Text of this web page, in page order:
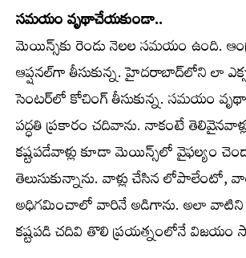
సమయం వృథాచేయకుండా..
మెయిన్స్‌కు రెండు నెలల సమయం ఉంది.
ఆప్షనల్‌గా తీసుకున్న. హైదరాబాద్‌లోని లా
సెంటర్‌లో కోచింగ్‌ తీసుకున్న. సమయం
పద్ధతి ప్రకారం చదివాను. నాకంటే
కష్టపడేవాళ్లు కూడా మెయిన్స్‌లో వైఫల్యం
తెలుసుకున్నాను. వాళ్లు చేసిన లోపాలేంటో,
అధిగమించాలో వారినే అడిగాను. అలా వాటిని
కష్టపడి చదివి తొలి ప్రయత్నంలోనే విజయం